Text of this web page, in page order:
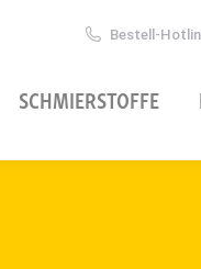
Bestell-
SCHMIERSTOFFE